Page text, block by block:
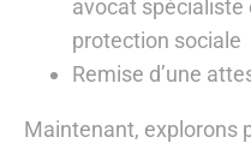
avocat spécialiste
protection sociale
Remise d’une
Maintenant, explorons